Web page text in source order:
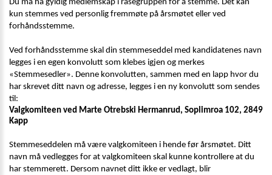
Du må ha gyldig medlemskap i rasegruppen for å stemme. Det kan
kun stemmes ved personlig fremmøte på årsmøtet eller ved
forhåndsstemme.
Ved forhåndsstemme skal din stemmeseddel med kandidatenes navn
legges i en egen konvolutt som klebes igjen og merkes
«Stemmesedler». Denne konvolutten, sammen med en lapp hvor du
har skrevet ditt navn og adresse, legges i en ny konvolutt som sendes
til:
Valgkomiteen ved Marte Otrebski Hermanrud, Soplimroa 102, 2849
Kapp
Stemmeseddelen må være valgkomiteen i hende før årsmøtet. Ditt
navn må vedlegges for at valgkomiteen skal kunne kontrollere at du
har stemmerett. Dersom navnet ditt ikke er vedlagt, blir